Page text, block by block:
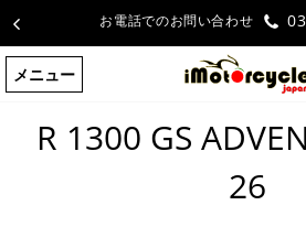
テ
ン
お電話でのお問い合わせ
メニュー
/R 1300 GS
R 1300 GS
26